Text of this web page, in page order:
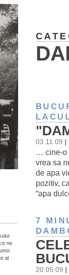
03.11.09
… cine-o
vrea sa
de apa
pozitiv,
“apa
7
20.05.09
ne
al